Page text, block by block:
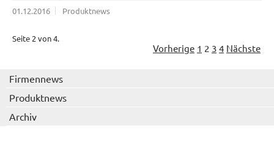
01.12.2016 Produktnews
Seite 2 von 4.
Vorherige 1 2 3 4 Nächste
Firmennews
Produktnews
Archiv